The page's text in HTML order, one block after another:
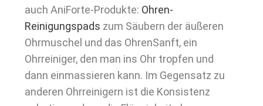
auch AniForte-Produkte: Ohren-
Reinigungspads zum Säubern der äußeren
Ohrmuschel und das OhrenSanft, ein
Ohrreiniger, den man ins Ohr tropfen und
dann einmassieren kann. Im Gegensatz zu
anderen Ohrreinigern ist die Konsistenz